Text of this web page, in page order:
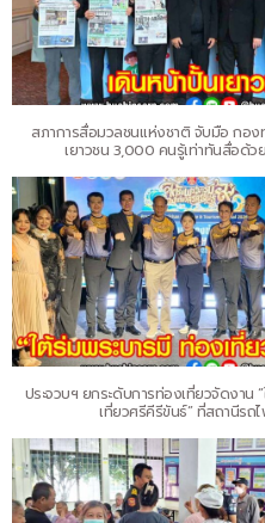
สภาการสื่อมวลชนแห่งชาติ จับมือ กอง
เยาวชน 3,000 คนรู้เท่าทันสื่อด้
ประจวบฯ ยกระดับการท่องเที่ยวจัดงาน
เที่ยวศรีคีรีขันธ์” ที่สถานีรถ